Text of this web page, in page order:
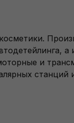
и
станций